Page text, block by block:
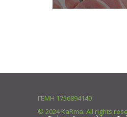
ΓΕΜΗ 1756894140
© 2024 KaRma. All rights